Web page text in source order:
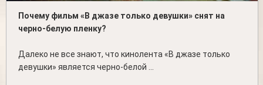
Почему фильм «В джазе только девушки» снят на
черно-белую пленку?
Далеко не все знают, что кинолента «В джазе только
девушки» является черно-белой ...